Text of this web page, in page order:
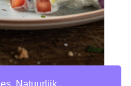
Masterbeef en
Gemiddeld
Natuurlijk.